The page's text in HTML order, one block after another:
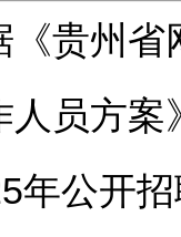
州省网
人员方案
年公开